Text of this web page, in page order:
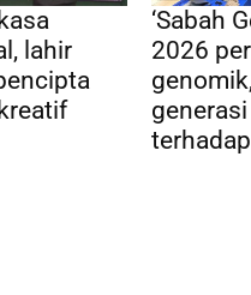
lahir
‘Sabah
2026